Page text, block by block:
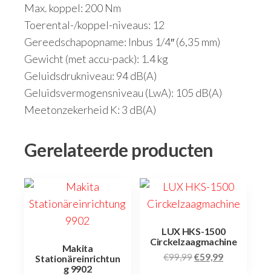
Max. koppel: 200 Nm
Toerental-/koppel-niveaus: 12
Gereedschapopname: Inbus 1/4″ (6,35 mm)
Gewicht (met accu-pack): 1.4 kg
Geluidsdrukniveau: 94 dB(A)
Geluidsvermogensniveau (LwA): 105 dB(A)
Meetonzekerheid K: 3 dB(A)
Gerelateerde producten
Makita
Stationäreinrichtun
g 9902
LUX HKS-1500
Circkelzaagmachine
€99,99€59,99